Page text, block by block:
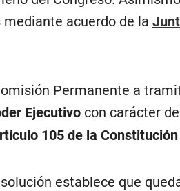
acuerdo de la
Permanente a
Ejecutivocon carácter
105 de la
establece que